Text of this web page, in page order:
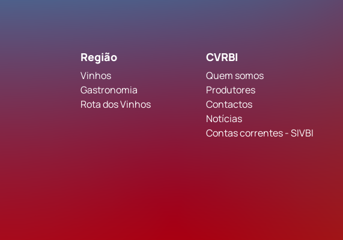
Região
Vinhos
Gastronomia
Rota dos Vinhos
CVRBI
Quem somos
Produtores
Contactos
Notícias
Contas correntes - SIVBI